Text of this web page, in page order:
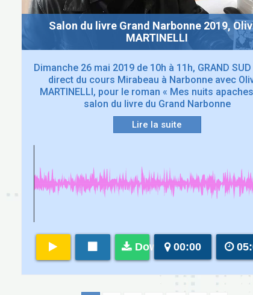
Salon du livre Grand Narbonne 2019,
MARTINELLI
Dimanche 26 mai 2019 de 10h à 11h, GRAND
direct du cours Mirabeau à Narbonne avec
MARTINELLI, pour le roman « Mes nuits
salon du livre du Grand Narbonne
Lire la suite
Download00:00